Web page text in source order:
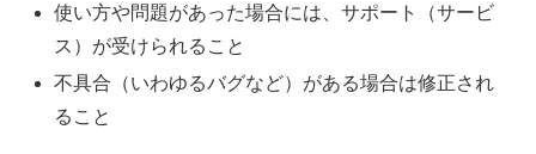
使い方や問題があった場合には、サポート（サービ
ス）が受けられること
不具合（いわゆるバグなど）がある場合は修正され
ること